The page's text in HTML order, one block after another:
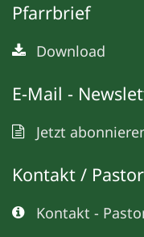
Pfarrbrief
Download
E-Mail -
Jetzt
Kontakt /
Kontakt -